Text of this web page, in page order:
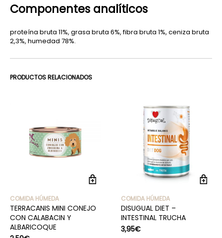
Componentes analíticos
proteína bruta 11%, grasa bruta 6%, fibra bruta 1%, ceniza bruta
2,3%, humedad 78%.
PRODUCTOS RELACIONADOS
COMIDA HÚMEDA
TERRACANIS MINI CONEJO
CON CALABACIN Y
ALBARICOQUE
COMIDA HÚMEDA
DISUGUAL DIET –
INTESTINAL TRUCHA
3,95€